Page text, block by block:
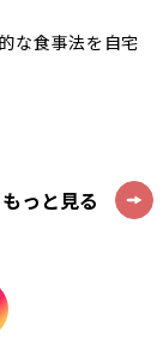
な食事法を自宅
もっと見る